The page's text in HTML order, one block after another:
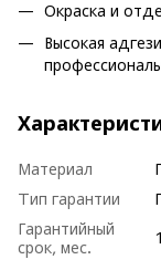
Окраска и
Высокая
Материал
Тип гарантии
Гарантийный
срок, мес.